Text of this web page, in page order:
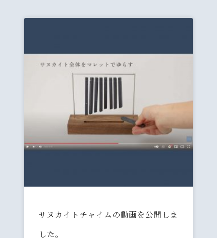
サヌカイトチャイムの動画を公開しま
した。